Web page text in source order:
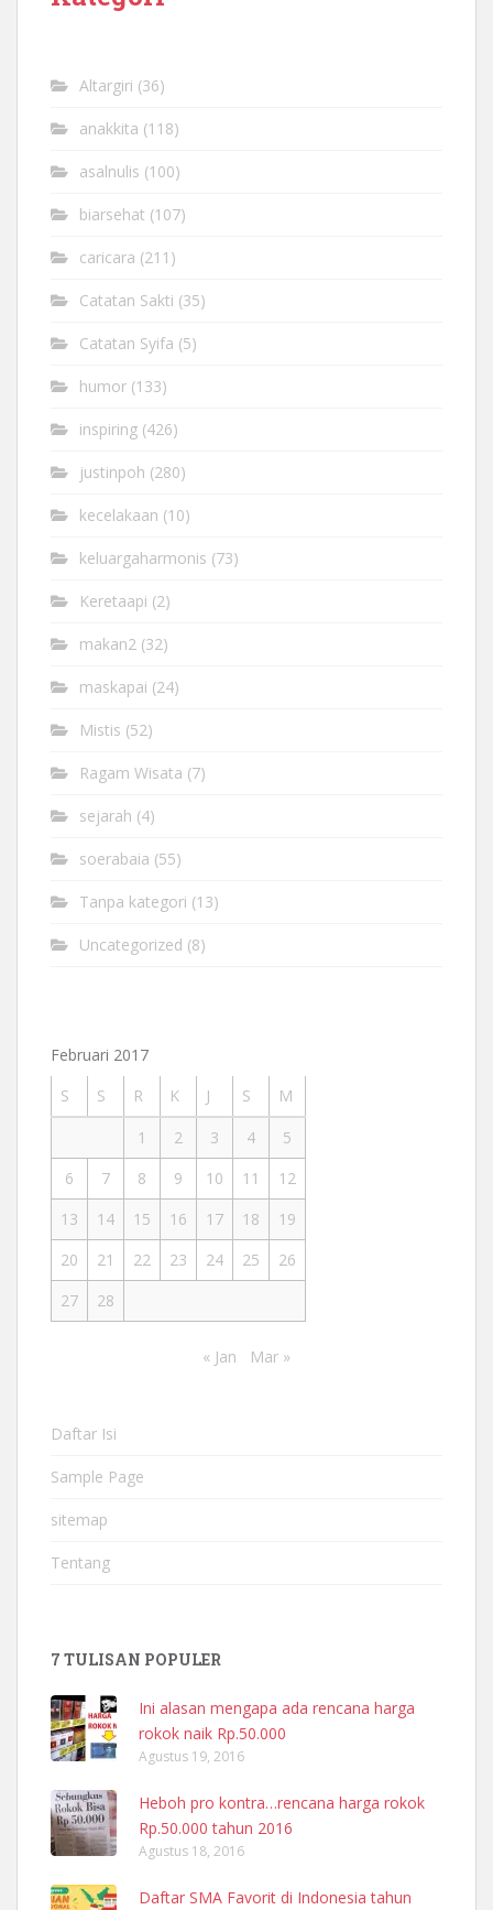
Altargiri (36)
anakkita (118)
asalnulis (100)
biarsehat (107)
caricara (211)
Catatan Sakti (35)
Catatan Syifa (5)
humor (133)
inspiring (426)
justinpoh (280)
kecelakaan (10)
keluargaharmonis (73)
Keretaapi (2)
makan2 (32)
maskapai (24)
Mistis (52)
Ragam Wisata (7)
sejarah (4)
soerabaia (55)
Tanpa kategori (13)
Uncategorized (8)
Februari 2017
S
S R K J S
M
1
2 3 4
5
6
7 8 9 10 11
12
13
14 15 16 17 18
19
20
21 22 23 24 25
26
27
28
« Jan Mar »
Daftar Isi
Sample Page
sitemap
Tentang
7 TULISAN POPULER
Ini alasan mengapa ada rencana harga
rokok naik Rp.50.000
Agustus 19, 2016
Heboh pro kontra…rencana harga rokok
Rp.50.000 tahun 2016
Agustus 18, 2016
Daftar SMA Favorit di Indonesia tahun